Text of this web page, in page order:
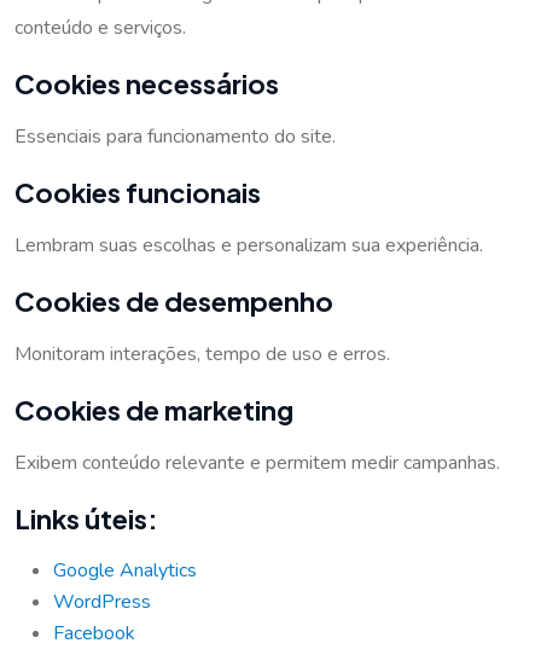
conteúdo e serviços.
Cookies necessários
Essenciais para funcionamento do site.
Cookies funcionais
Lembram suas escolhas e personalizam sua experiência.
Cookies de desempenho
Monitoram interações, tempo de uso e erros.
Cookies de marketing
Exibem conteúdo relevante e permitem medir campanhas.
Links úteis:
Google Analytics
WordPress
Facebook